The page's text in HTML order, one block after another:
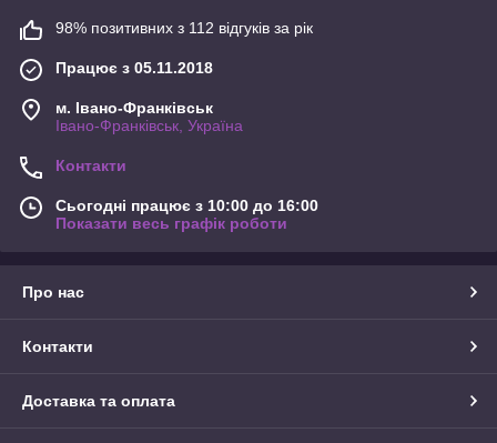
98% позитивних з 112 відгуків за рік
Працює з 05.11.2018
м. Івано-Франківськ
Івано-Франківськ, Україна
Контакти
Сьогодні працює з 10:00 до 16:00
Показати весь графік роботи
Про нас
Контакти
Доставка та оплата